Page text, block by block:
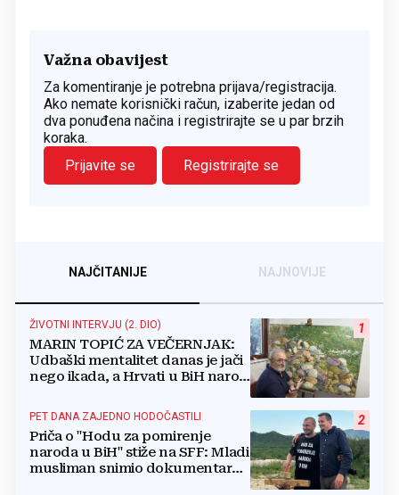
Važna obavijest
Za komentiranje je potrebna prijava/registracija.
Ako nemate korisnički račun, izaberite jedan od
dva ponuđena načina i registrirajte se u par brzih
koraka.
Prijavite se
Registrirajte se
NAJČITANIJE NAJNOVIJE
1
ŽIVOTNI INTERVJU (2. DIO)
MARIN TOPIĆ ZA VEČERNJAK:
Udbaški mentalitet danas je jači
nego ikada, a Hrvati u BiH narod
2
PET DANA ZAJEDNO HODOČASTILI
Priča o "Hodu za pomirenje
naroda u BiH" stiže na SFF: Mladi
musliman snimio dokumentarac